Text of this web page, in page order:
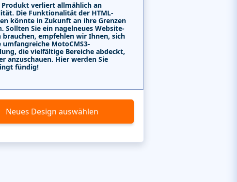
Produkt verliert allmählich an
Die Funktionalität der HTML-
könnte in Zukunft an ihre Grenzen
Sollten Sie ein nagelneues Website-
brauchen, empfehlen wir Ihnen, sich
umfangreiche MotoCMS3-
die vielfältige Bereiche abdeckt,
anzuschauen. Hier werden Sie
fündig!
Neues Design auswählen